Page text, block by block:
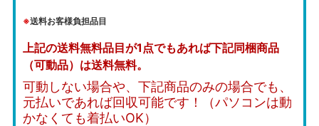
※送料お客様負担品目
上記の送料無料品目が1点でもあれば下記同梱商品
（可動品）は送料無料。
可動しない場合や、下記商品のみの場合でも、
元払いであれば回収可能です！（パソコンは動
かなくても着払いOK）